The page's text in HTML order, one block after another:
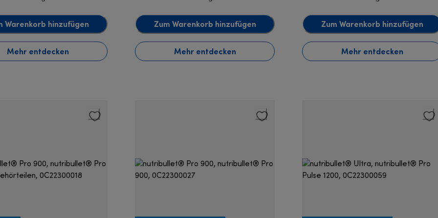
Warenkorb hinzufügen
Mehr entdecken
Zum Warenkorb hinzufügen
Mehr entdecken
Zum Warenkorb hinzufügen
Mehr entdecken